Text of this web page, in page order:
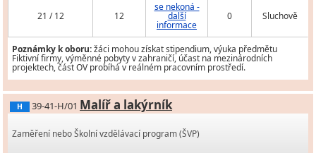
21 / 12 12
se nekoná -
další
informace
0 Sluchově
Poznámky k oboru:žáci mohou získat stipendium, výuka předmětu
Fiktivní firmy, výměnné pobyty v zahraničí, účast na mezinárodních
projektech, část OV probíhá v reálném pracovním prostředí.
H 39-41-H/01 Malíř a lakýrník
Zaměření nebo Školní vzdělávací program (ŠVP)